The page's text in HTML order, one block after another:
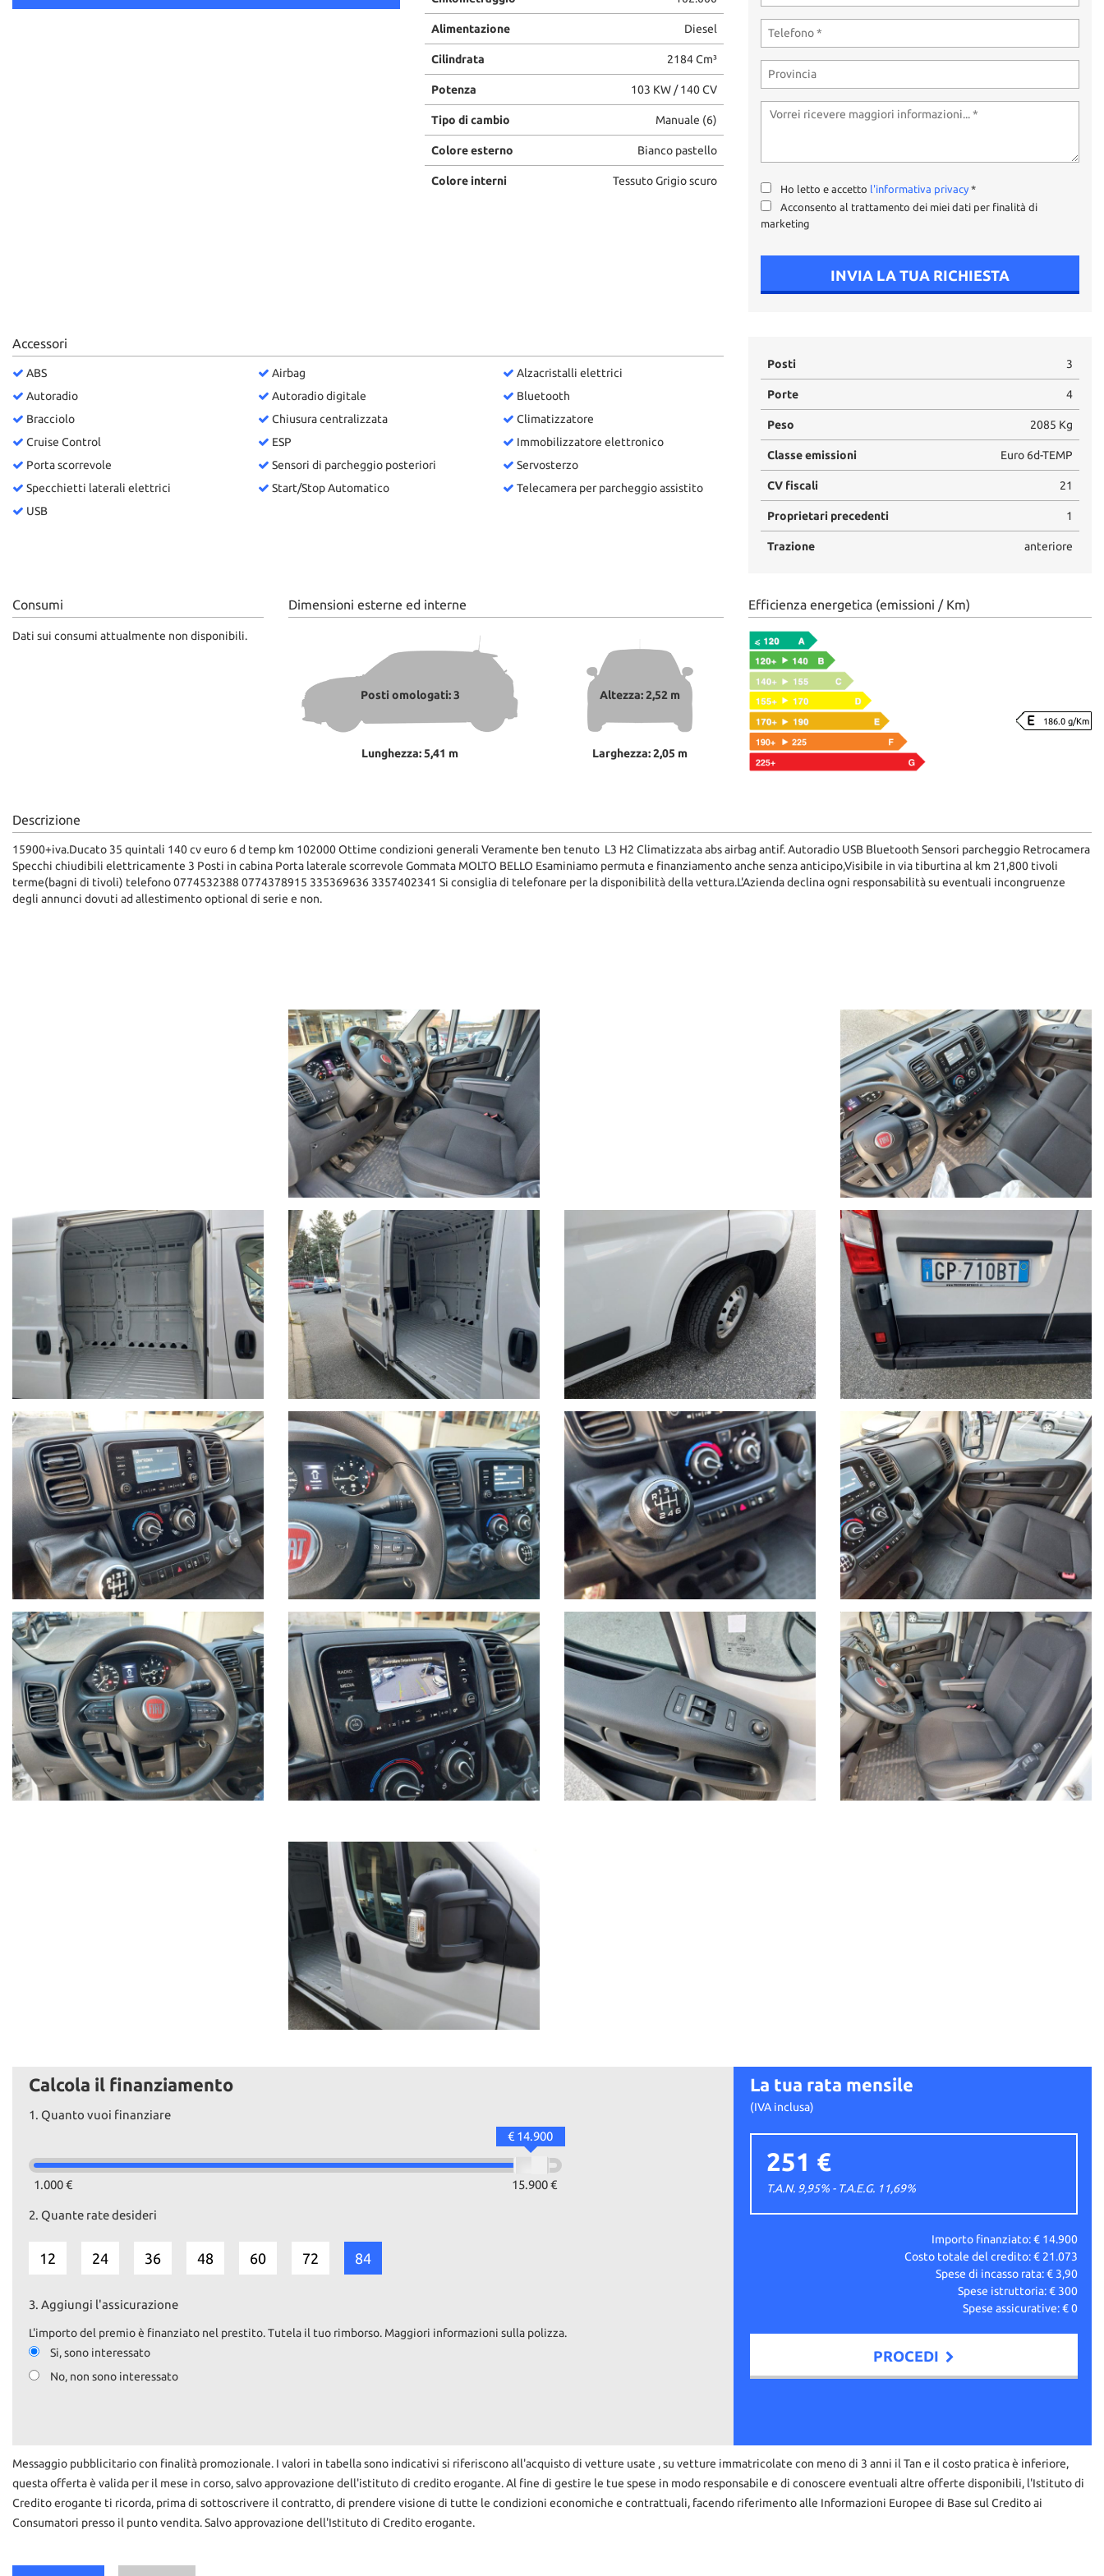
Alimentazione Diesel
Cilindrata 2184 Cm³
Potenza 103 KW / 140 CV
Tipo di cambio Manuale (6)
Colore esterno Bianco pastello
Colore interni Tessuto Grigio scuro
Ho letto e accetto l'informativa privacy *
Acconsento al trattamento dei miei dati per finalità di
marketing
INVIA LA TUA RICHIESTA
Accessori
ABS
Autoradio
Bracciolo
Cruise Control
Porta scorrevole
Specchietti laterali elettrici
USB
Airbag
Autoradio digitale
Chiusura centralizzata
ESP
Sensori di parcheggio posteriori
Start/Stop Automatico
Alzacristalli elettrici
Bluetooth
Climatizzatore
Immobilizzatore elettronico
Servosterzo
Telecamera per parcheggio assistito
Posti 3
Porte 4
Peso 2085 Kg
Classe emissioni Euro 6d-TEMP
CV fiscali 21
Proprietari precedenti 1
Trazione anteriore
Consumi
Dati sui consumi attualmente non disponibili.
Dimensioni esterne ed interne
Posti omologati: 3
Lunghezza: 5,41 m
Altezza: 2,52 m
Larghezza: 2,05 m
Efficienza energetica (emissioni / Km)
186.0 g/Km
Descrizione
15900+iva.Ducato 35 quintali 140 cv euro 6 d temp km 102000 Ottime condizioni generali Veramente ben tenuto L3 H2 Climatizzata abs airbag antif. Autoradio USB Bluetooth Sensori parcheggio Retrocamera
Specchi chiudibili elettricamente 3 Posti in cabina Porta laterale scorrevole Gommata MOLTO BELLO Esaminiamo permuta e finanziamento anche senza anticipo,Visibile in via tiburtina al km 21,800 tivoli
terme(bagni di tivoli) telefono 0774532388 0774378915 335369636 3357402341 Si consiglia di telefonare per la disponibilità della vettura.L'Azienda declina ogni responsabilità su eventuali incongruenze
degli annunci dovuti ad allestimento optional di serie e non.
Calcola il finanziamento
1. Quanto vuoi finanziare
1.000 € 15.900 €
€ 14.900
2. Quante rate desideri
12 24 36 48 60 72 84
3. Aggiungi l'assicurazione
L'importo del premio è finanziato nel prestito. Tutela il tuo rimborso. Maggiori informazioni sulla polizza.
Si, sono interessato
No, non sono interessato
La tua rata mensile
(IVA inclusa)
251 €
T.A.N. 9,95% - T.A.E.G. 11,69%
Importo finanziato: € 14.900
Costo totale del credito: € 21.073
Spese di incasso rata: €3,90
Spese istruttoria: €300
Spese assicurative: €0
PROCEDI
Messaggio pubblicitario con finalità promozionale. I valori in tabella sono indicativi si riferiscono all'acquisto di vetture usate , su vetture immatricolate con meno di 3 anni il Tan e il costo pratica è inferiore,
questa offerta è valida per il mese in corso, salvo approvazione dell'istituto di credito erogante. Al fine di gestire le tue spese in modo responsabile e di conoscere eventuali altre offerte disponibili, l'Istituto di
Credito erogante ti ricorda, prima di sottoscrivere il contratto, di prendere visione di tutte le condizioni economiche e contrattuali, facendo riferimento alle Informazioni Europee di Base sul Credito ai
Consumatori presso il punto vendita. Salvo approvazione dell'Istituto di Credito erogante.